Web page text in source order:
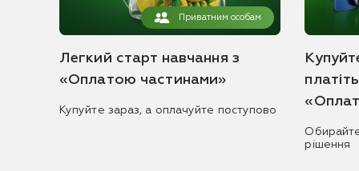
Приватним особам
Легкий старт навчання з
«Оплатою частинами»
Купуйте зараз, а оплачуйте поступово
Обирайте
рішення